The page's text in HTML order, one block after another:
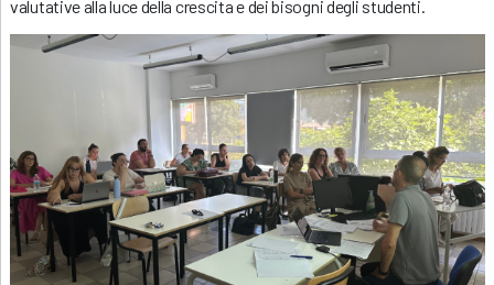
valutative alla luce della crescita e dei bisogni degli studenti.